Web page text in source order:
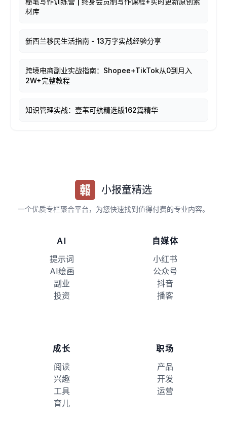
材库
新西兰移民生活指南 - 13万字实战经验分享
跨境电商副业实战指南：Shopee+TikTok从0到月入
2W+完整教程
知识管理实战：壹苇可航精选版162篇精华
小报童精选
一个优质专栏聚合平台，为您快速找到值得付费的专业内容。
AI
提示词
AI绘画
副业
投资
自媒体
小红书
公众号
抖音
播客
成长
阅读
兴趣
工具
育儿
职场
产品
开发
运营